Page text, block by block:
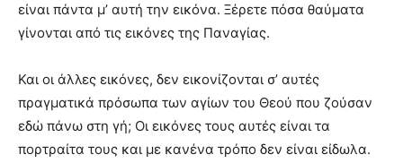
είναι πάντα μ’ αυτή την εικόνα. Ξέρετε πόσα θαύματα
γίνονται από τις εικόνες της Παναγίας.
Και οι άλλες εικόνες, δεν εικονίζονται σ’ αυτές
πραγματικά πρόσωπα των αγίων του Θεού που ζούσαν
εδώ πάνω στη γή; Οι εικόνες τους αυτές είναι τα
πορτραίτα τους και με κανένα τρόπο δεν είναι είδωλα.